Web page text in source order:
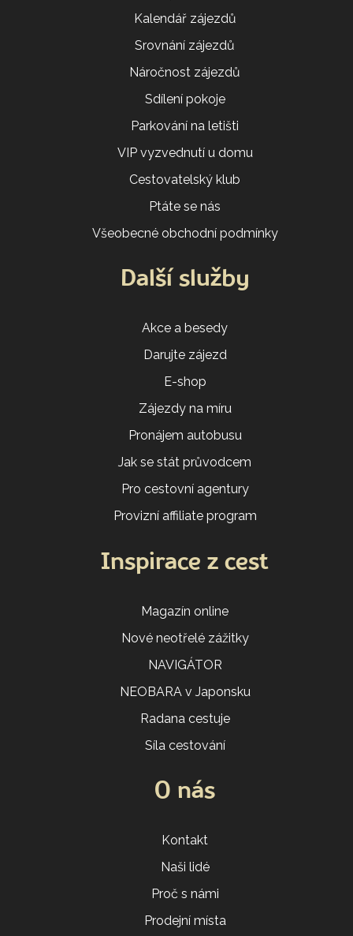
Kalendář zájezdů
Srovnání zájezdů
Náročnost zájezdů
Sdílení pokoje
Parkování na letišti
VIP vyzvednutí u domu
Cestovatelský klub
Ptáte se nás
Všeobecné obchodní podmínky
Další služby
Akce a besedy
Darujte zájezd
E-shop
Zájezdy na míru
Pronájem autobusu
Jak se stát průvodcem
Pro cestovní agentury
Provizní affiliate program
Inspirace z cest
Magazín online
Nové neotřelé zážitky
NAVIGÁTOR
NEOBARA v Japonsku
Radana cestuje
Síla cestování
O nás
Kontakt
Naši lidé
Proč s námi
Prodejní místa